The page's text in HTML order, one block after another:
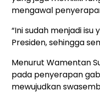
mengawal
“Ini sudah menjadi
Presiden, sehingga
Menurut Wamentan
pada penyerapan
mewujudkan